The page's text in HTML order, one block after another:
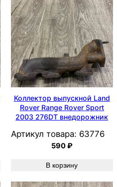
Коллектор выпускной Land
Rover Range Rover Sport
2003 276DT внедорожник
Артикул товара: 63776
590₽
В корзину